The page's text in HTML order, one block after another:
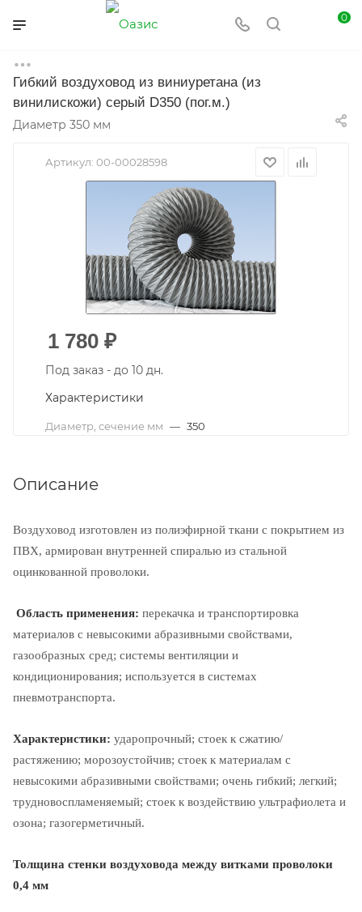
0
Главная Каталог Вентиляция
Воздуховоды
Гибкие воздуховоды для аспирации
Гибкий воздуховод из виниуретана (из
винилискожи) серый D350 (пог.м.)
Диаметр 350 мм
Артикул: 00-00028598
1 780 ₽
Под заказ - до 10 дн.
Характеристики
Диаметр, сечение мм — 350
Описание
Воздуховод изготовлен из полиэфирной ткани с покрытием из
ПВХ, армирован внутренней спиралью из стальной
оцинкованной проволоки.
Область применения: перекачка и транспортировка
материалов с невысокими абразивными свойствами,
газообразных сред; системы вентиляции и
кондиционирования; используется в системах
пневмотранспорта.
Характеристики: ударопрочный; стоек к сжатию/
растяжению; морозоустойчив; стоек к материалам с
невысокими абразивными свойствами; очень гибкий; легкий;
трудновоспламеняемый; стоек к воздействию ультрафиолета и
озона; газогерметичный.
Толщина стенки воздуховода между витками проволоки
0,4 мм